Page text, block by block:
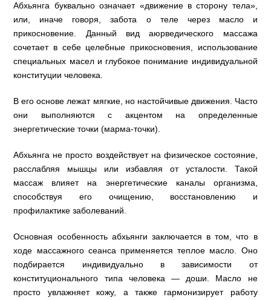
Абхьянга буквально означает «движение в сторону тела»,
или, иначе говоря, забота о теле через масло и
прикосновение. Данный вид аюрведического массажа
сочетает в себе целебные прикосновения, использование
специальных масел и глубокое понимание индивидуальной
конституции человека.
В его основе лежат мягкие, но настойчивые движения. Часто
они выполняются с акцентом на определенные
энергетические точки (марма-точки).
Абхьянга не просто воздействует на физическое состояние,
расслабляя мышцы или избавляя от усталости. Такой
массаж влияет на энергетические каналы организма,
способствуя его очищению, восстановлению и
профилактике заболеваний.
Основная особенность абхьянги заключается в том, что в
ходе массажного сеанса применяется теплое масло. Оно
подбирается индивидуально в зависимости от
конституционального типа человека — доши. Масло не
просто увлажняет кожу, а также гармонизирует работу